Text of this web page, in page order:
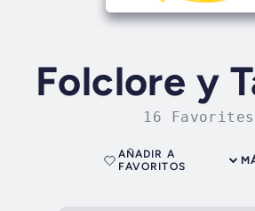
Folclore y
16 Favorites
AÑADIR A
FAVORITOS